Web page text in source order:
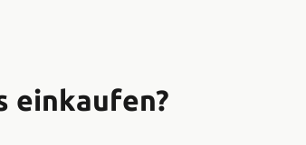
einkaufen?